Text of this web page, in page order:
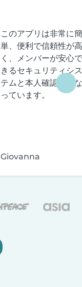
このアプリは非常に簡
単、便利で信頼性が高
く、メンバーが安心で
きるセキュリティシス
テムと本人確認を行な
っています。
Giovanna